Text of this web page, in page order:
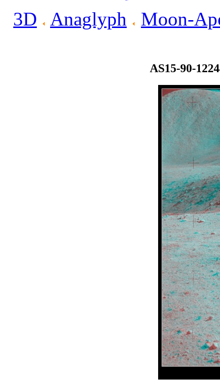
3D
Anaglyph Moon-
AS15-90-